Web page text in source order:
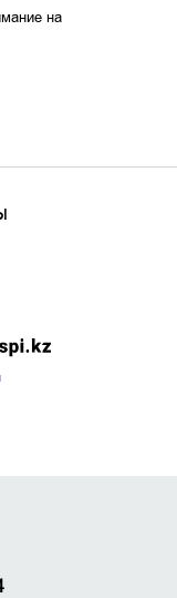
на